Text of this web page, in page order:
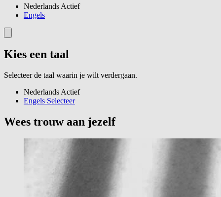
Nederlands Actief
Engels
Kies een taal
Selecteer de taal waarin je wilt verdergaan.
Nederlands Actief
Engels Selecteer
Wees trouw aan jezelf